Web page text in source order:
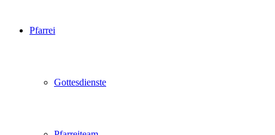
Pfarrei
Gottesdienste